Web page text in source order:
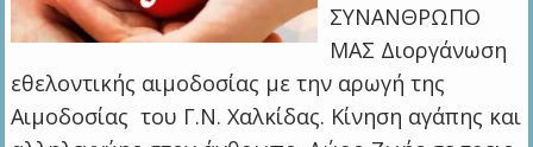
ΣΥΝΑΝΘΡΩΠΟ
ΜΑΣ Διοργάνωση
εθελοντικής αιμοδοσίας με την αρωγή της
Αιμοδοσίας του Γ.Ν. Χαλκίδας. Κίνηση αγάπης και